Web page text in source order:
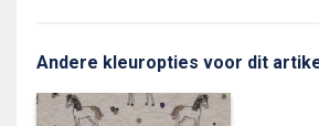
Andere kleuropties voor dit